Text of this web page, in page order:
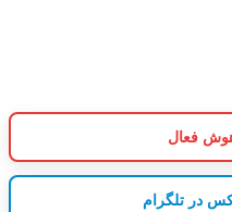
هوش فعال
در تلگرام